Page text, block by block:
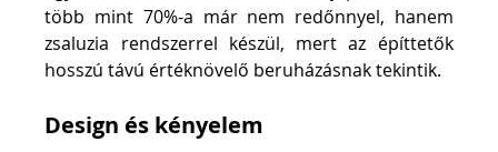
több mint 70%-a már nem redőnnyel, hanem
zsaluzia rendszerrel készül, mert az építtetők
hosszú távú értéknövelő beruházásnak tekintik.
Design és kényelem